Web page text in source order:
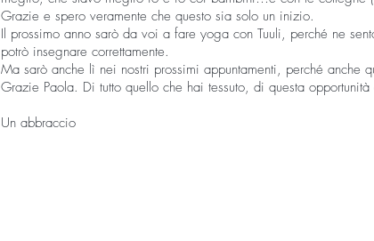
Grazie e spero veramente che questo sia solo un inizio.
Il prossimo anno sarò da voi a fare yoga con Tuuli, perché ne
potrò insegnare correttamente.
Ma sarò anche lì nei nostri prossimi appuntamenti, perché
Grazie Paola. Di tutto quello che hai tessuto, di questa
Un abbraccio